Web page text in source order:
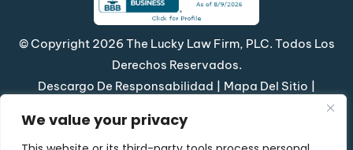
We value your privacy
© Copyright 2026 The Lucky Law Firm, PLC. Todos Los
Derechos Reservados.
Descargo De Responsabilidad | Mapa Del Sitio |
*Las Imágenes Se Obtienen Bajo Licencia De Canva